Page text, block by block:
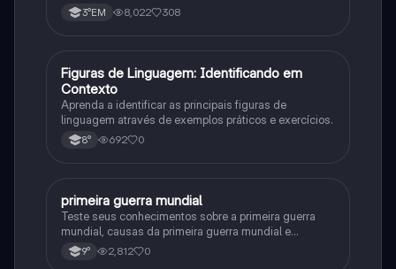
3°EM 8,022 308
FPortuguês
Figuras de Linguagem: Identificando em
Contexto
Aprenda a identificar as principais figuras de
linguagem através de exemplos práticos e exercícios.
8° 692 0
História
primeira guerra mundial
Teste seus conhecimentos sobre a primeira guerra
mundial, causas da primeira guerra mundial e
consequências da Primeira Guerra Mundial, fases da
primeira guerra mundial
9° 2,812 0